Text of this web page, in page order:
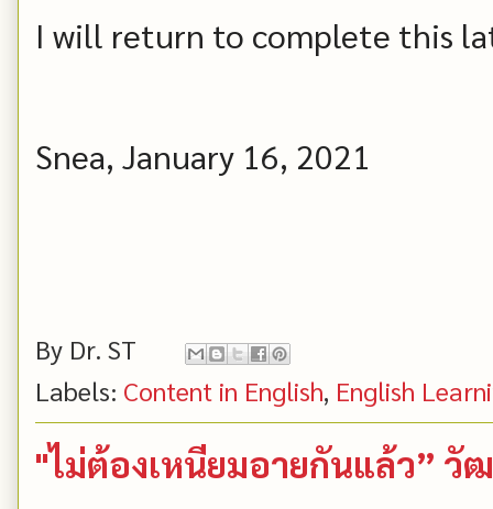
I will return to complete this
Snea, January 16, 2021
By Dr. ST
Labels: Content in English, English
"ไม่ต้องเหนียมอายกันแล้ว” วั